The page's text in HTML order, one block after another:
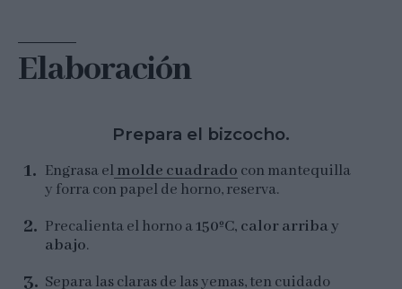
Elaboración
Prepara el bizcocho.
Engrasa el molde cuadrado con mantequilla
y forra con papel de horno, reserva.
Precalienta el horno a150ºC, calor arriba y
abajo.
Separa las claras de las yemas, ten cuidado